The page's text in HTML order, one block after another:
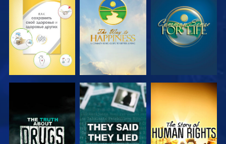
СМОТРЕТЬ СМОТРЕТЬ СМОТРЕТЬ
СМОТРЕТЬ СМОТРЕТЬ